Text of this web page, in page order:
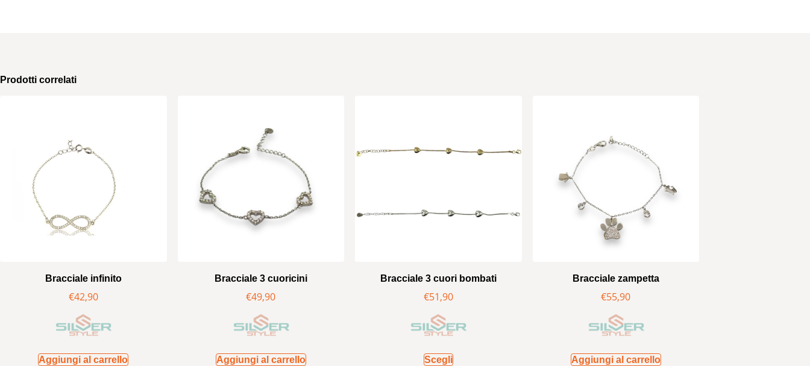
Prodotti correlati
Bracciale infinito
€42,90
Aggiungi al carrello
Bracciale 3 cuoricini
€49,90
Aggiungi al carrello
Bracciale 3 cuori bombati
€51,90
Scegli
Bracciale zampetta
€55,90
Aggiungi al carrello